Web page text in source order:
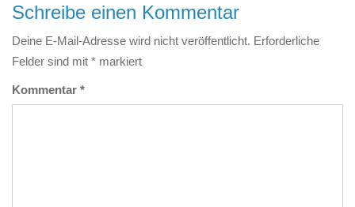
Schreibe einen Kommentar
Deine E-Mail-Adresse wird nicht veröffentlicht. Erforderliche
Felder sind mit * markiert
Kommentar *